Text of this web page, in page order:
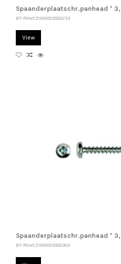
Spaanderplaatschr.panhead *
BF-PGWCZV001003500253
View
Spaanderplaatschr.panhead *
BF-PGWCZV001003500303